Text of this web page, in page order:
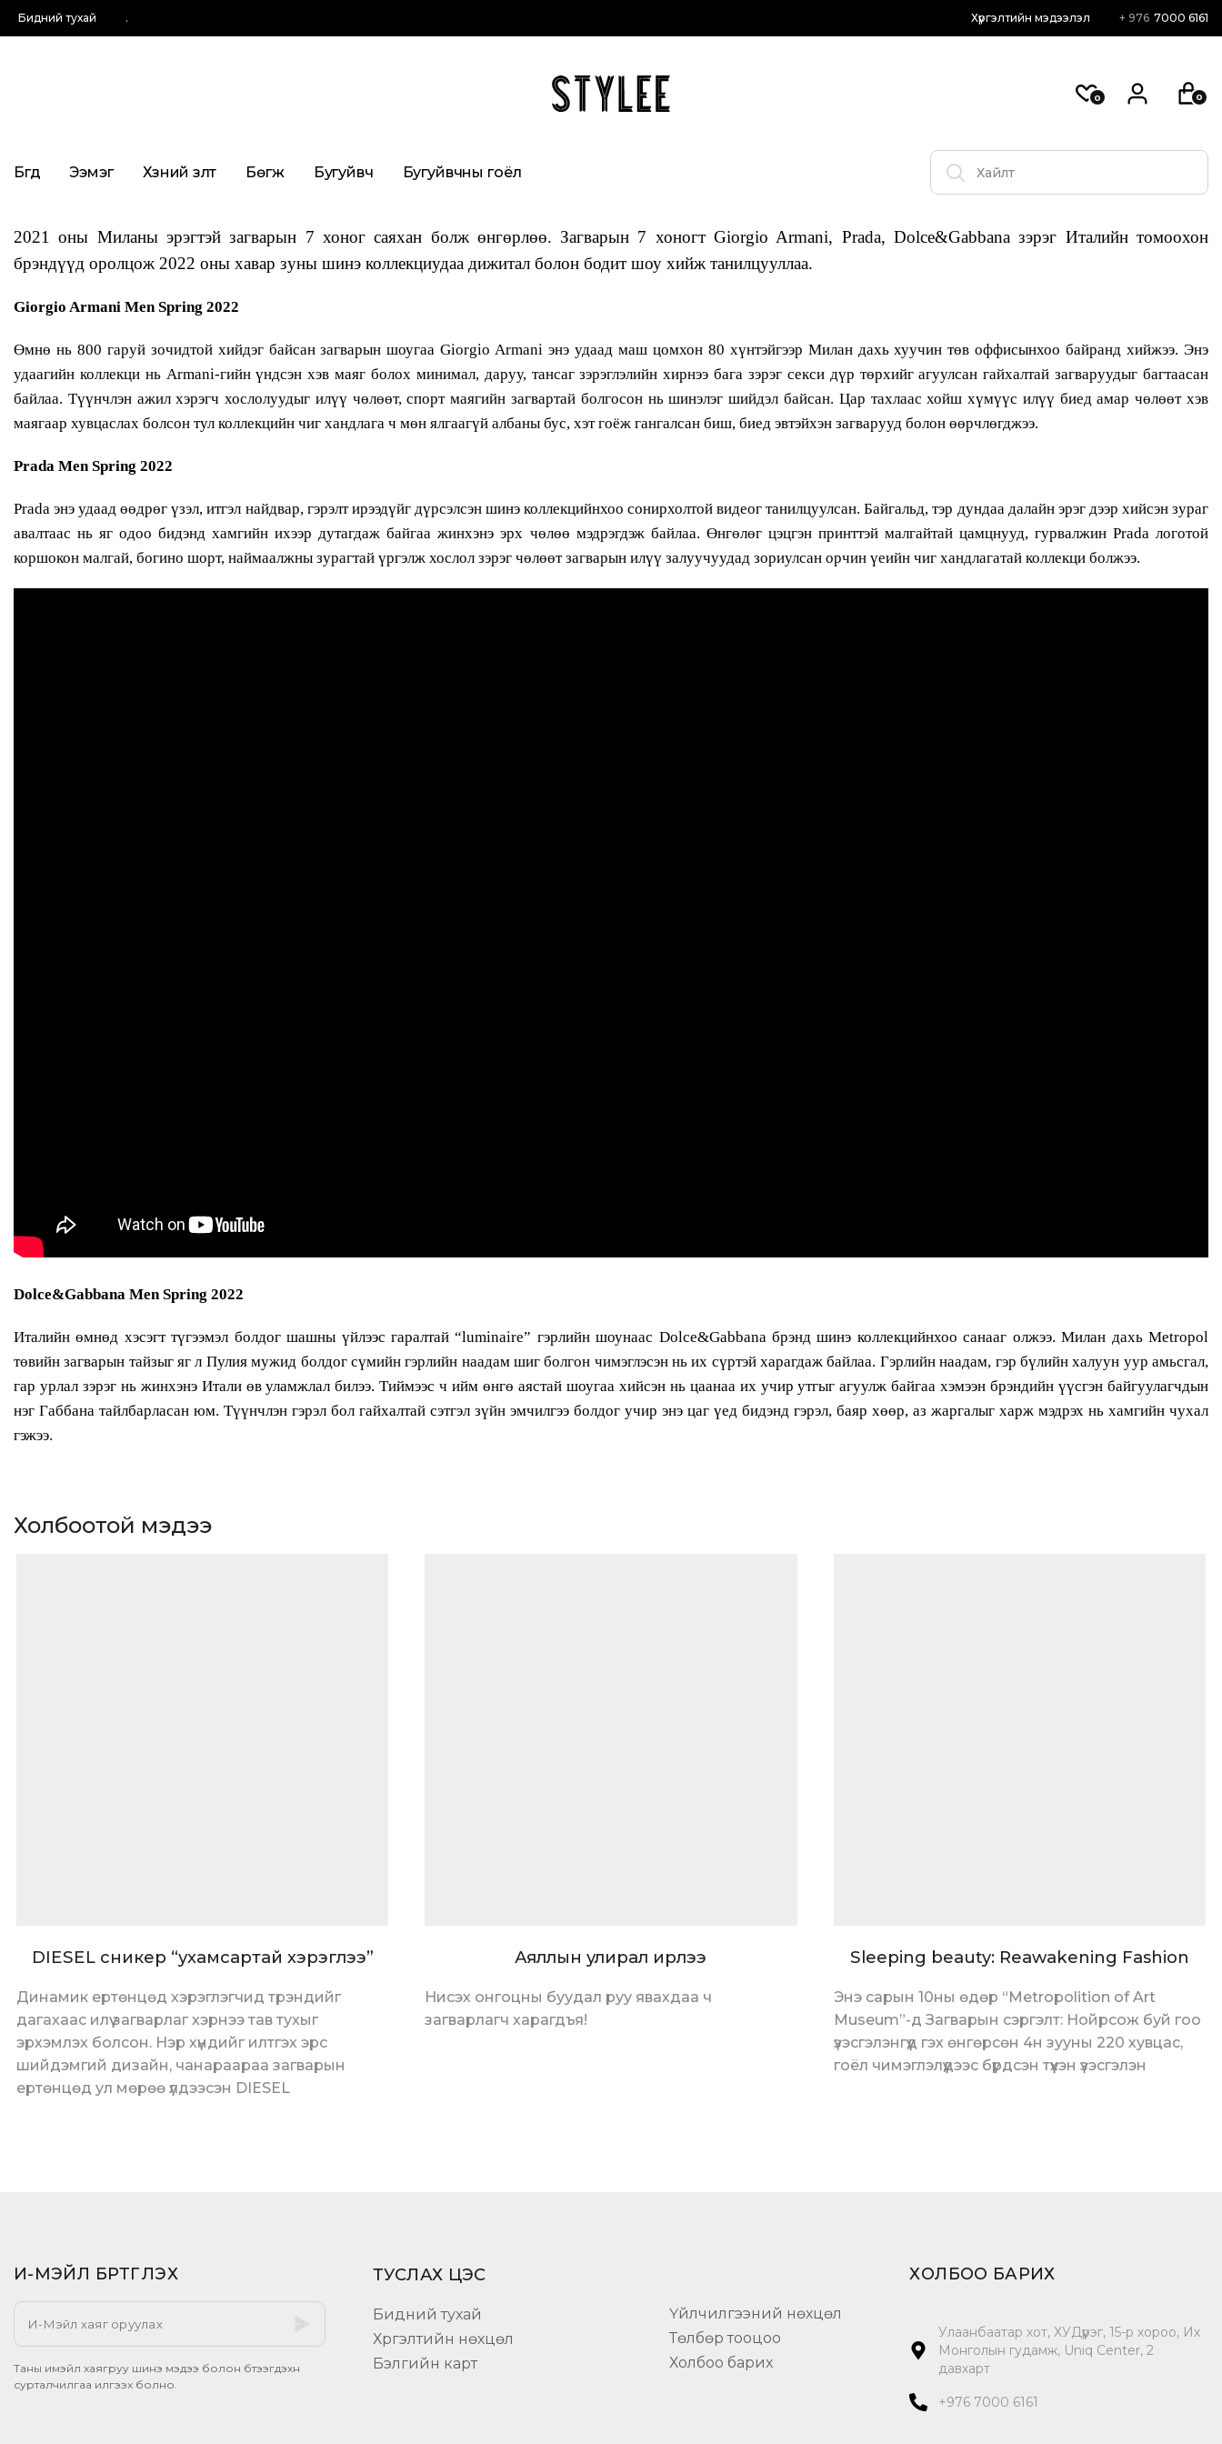
Бидний тухай . Хүргэлтийн мэдээлэл + 976 7000 6161
0 0
Бүгд Ээмэг Хүзүүний зүүлт Бөгж Бугуйвч Бугуйвчны гоёл
2021 оны Миланы эрэгтэй загварын 7 хоног саяхан болж өнгөрлөө. Загварын 7 хоногт Giorgio Armani, Prada, Dolce&Gabbana зэрэг Италийн томоохон
брэндүүд оролцож 2022 оны хавар зуны шинэ коллекциудаа дижитал болон бодит шоу хийж танилцууллаа.
Giorgio Armani Men Spring 2022
Өмнө нь 800 гаруй зочидтой хийдэг байсан загварын шоугаа Giorgio Armani энэ удаад маш цомхон 80 хүнтэйгээр Милан дахь хуучин төв оффисынхоо байранд хийжээ. Энэ
удаагийн коллекци нь Armani-гийн үндсэн хэв маяг болох минимал, даруу, тансаг зэрэглэлийн хирнээ бага зэрэг секси дүр төрхийг агуулсан гайхалтай загваруудыг багтаасан
байлаа. Түүнчлэн ажил хэрэгч хослолуудыг илүү чөлөөт, спорт маягийн загвартай болгосон нь шинэлэг шийдэл байсан. Цар тахлаас хойш хүмүүс илүү биед амар чөлөөт хэв
маягаар хувцаслах болсон тул коллекцийн чиг хандлага ч мөн ялгаагүй албаны бус, хэт гоёж гангалсан биш, биед эвтэйхэн загварууд болон өөрчлөгджээ.
Prada Men Spring 2022
Prada энэ удаад өөдрөг үзэл, итгэл найдвар, гэрэлт ирээдүйг дүрсэлсэн шинэ коллекцийнхоо сонирхолтой видеог танилцуулсан. Байгальд, тэр дундаа далайн эрэг дээр хийсэн зураг
авалтаас нь яг одоо бидэнд хамгийн ихээр дутагдаж байгаа жинхэнэ эрх чөлөө мэдрэгдэж байлаа. Өнгөлөг цэцгэн принттэй малгайтай цамцнууд, гурвалжин Prada логотой
коршокон малгай, богино шорт, наймаалжны зурагтай үргэлж хослол зэрэг чөлөөт загварын илүү залуучуудад зориулсан орчин үеийн чиг хандлагатай коллекци болжээ.
Dolce&Gabbana Men Spring 2022
Италийн өмнөд хэсэгт түгээмэл болдог шашны үйлээс гаралтай “luminaire” гэрлийн шоунаас Dolce&Gabbana брэнд шинэ коллекцийнхоо санааг олжээ. Милан дахь Metropol
төвийн загварын тайзыг яг л Пулия мужид болдог сүмийн гэрлийн наадам шиг болгон чимэглэсэн нь их сүртэй харагдаж байлаа. Гэрлийн наадам, гэр бүлийн халуун уур амьсгал,
гар урлал зэрэг нь жинхэнэ Итали өв уламжлал билээ. Тиймээс ч ийм өнгө аястай шоугаа хийсэн нь цаанаа их учир утгыг агуулж байгаа хэмээн брэндийн үүсгэн байгуулагчдын
нэг Габбана тайлбарласан юм. Түүнчлэн гэрэл бол гайхалтай сэтгэл зүйн эмчилгээ болдог учир энэ цаг үед бидэнд гэрэл, баяр хөөр, аз жаргалыг харж мэдрэх нь хамгийн чухал
гэжээ.
Холбоотой мэдээ
DIESEL сникер “ухамсартай хэрэглээ”
Динамик ертөнцөд хэрэглэгчид трэндийг
дагахаас илүү загварлаг хэрнээ тав тухыг
эрхэмлэх болсон. Нэр хүндийг илтгэх эрс
шийдэмгий дизайн, чанараараа загварын
ертөнцөд ул мөрөө үлдээсэн DIESEL
Аяллын улирал ирлээ
Нисэх онгоцны буудал руу явахдаа ч
загварлагч харагдъя!
Sleeping beauty: Reawakening Fashion
Энэ сарын 10ны өдөр “Metropolition of Art
Museum”-д Загварын сэргэлт: Нойрсож буй гоо
үзэсгэлэнгүүд гэх өнгөрсөн 4н зууны 220 хувцас,
гоёл чимэглэлүүдээс бүрдсэн түүхэн үзэсгэлэн
И-МЭЙЛ БҮРТГҮҮЛЭХ​
Таны имэйл хаягруу шинэ мэдээ болон бүтээгдэхүүн
сурталчилгаа илгээх болно.
ТУСЛАХ ЦЭС
Бидний тухай
Хүргэлтийн нөхцөл
Бэлгийн карт
Үйлчилгээний нөхцөл
Төлбөр тооцоо
Холбоо барих
ХОЛБОО БАРИХ
Улаанбаатар хот, ХУДүүрэг, 15-р хороо, Их
Монголын гудамж, Uniq Center, 2
давхарт
+976 7000 6161